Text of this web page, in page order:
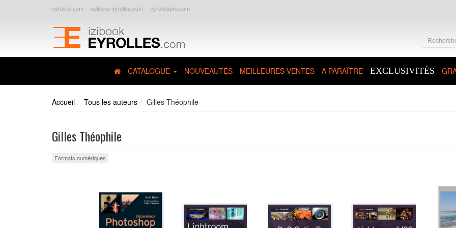
eyrolles.com editions-eyrolles.com eyrollespro.com
CATALOGUE NOUVEAUTÉS MEILLEURES VENTES A PARAÎTRE EXCLUSIVITÉS
Accueil Tous les auteurs Gilles Théophile
Gilles Théophile
Formats numériques